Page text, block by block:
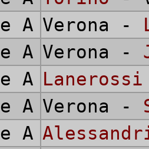
A Verona -
A Verona -
A
A Verona -
A